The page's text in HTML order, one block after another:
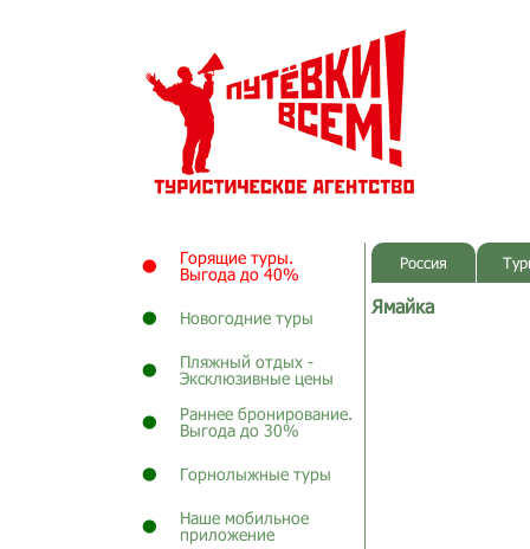
Горящие туры.
Выгода до 40%
Новогодние туры
Пляжный отдых -
Эксклюзивные цены
Раннее бронирование.
Выгода до 30%
Горнолыжные туры
Наше мобильное
приложение
Россия
Ямайка